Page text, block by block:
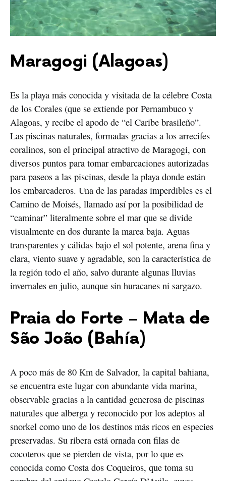
Maragogi (Alagoas)
Es la playa más conocida y visitada de la célebre Costa
de los Corales (que se extiende por Pernambuco y
Alagoas, y recibe el apodo de “el Caribe brasileño”.
Las piscinas naturales, formadas gracias a los arrecifes
coralinos, son el principal atractivo de Maragogi, con
diversos puntos para tomar embarcaciones autorizadas
para paseos a las piscinas, desde la playa donde están
los embarcaderos. Una de las paradas imperdibles es el
Camino de Moisés, llamado así por la posibilidad de
“caminar” literalmente sobre el mar que se divide
visualmente en dos durante la marea baja. Aguas
transparentes y cálidas bajo el sol potente, arena fina y
clara, viento suave y agradable, son la característica de
la región todo el año, salvo durante algunas lluvias
invernales en julio, aunque sin huracanes ni sargazo.
Praia do Forte – Mata de
São João (Bahía)
A poco más de 80 Km de Salvador, la capital bahiana,
se encuentra este lugar con abundante vida marina,
observable gracias a la cantidad generosa de piscinas
naturales que alberga y reconocido por los adeptos al
snorkel como uno de los destinos más ricos en especies
preservadas. Su ribera está ornada con filas de
cocoteros que se pierden de vista, por lo que es
conocida como Costa dos Coqueiros, que toma su